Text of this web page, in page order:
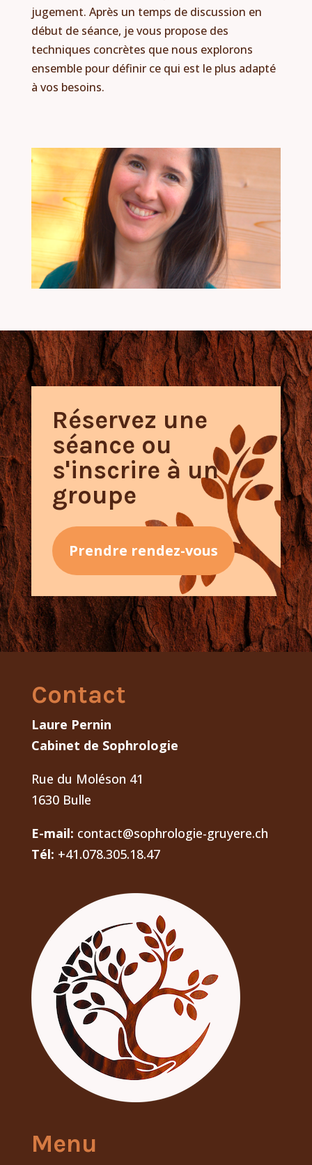
jugement. Après un temps de discussion en
début de séance, je vous propose des
techniques concrètes que nous explorons
ensemble pour définir ce qui est le plus adapté
à vos besoins.
Réservez une
séance ou
s'inscrire à un
groupe
Prendre rendez-vous
Contact
Laure Pernin
Cabinet de Sophrologie
Rue du Moléson 41
1630 Bulle
E-mail: contact@sophrologie-gruyere.ch
Tél: +41.078.305.18.47
Menu